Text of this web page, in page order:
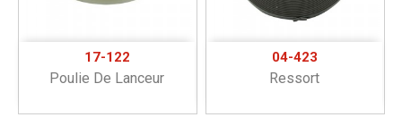
17-122
Poulie De Lanceur
04-423
Ressort